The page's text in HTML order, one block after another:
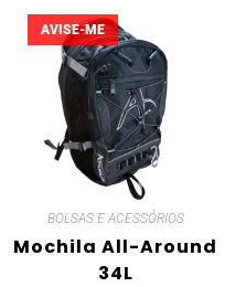
AVISE-ME
BOLSAS E ACESSÓRIOS
Mochila All-Around
34L